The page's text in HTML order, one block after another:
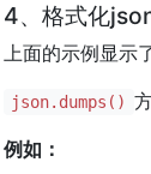
4、格式化
上面的示例显示
json.dumps()
例如：